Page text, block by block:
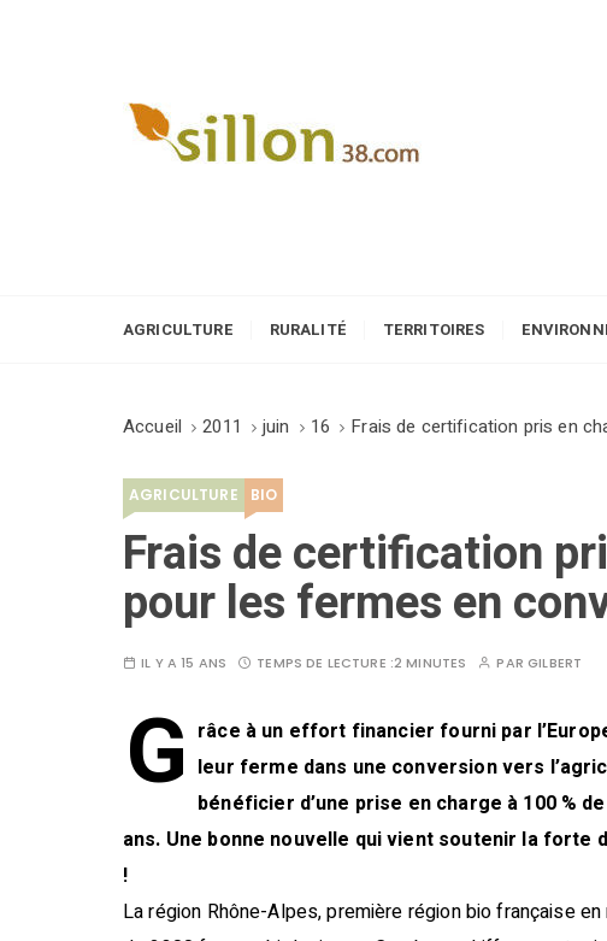
AGRICULTURE RURALITÉ TERRITOIRES
Accueil 2011 juin 16 Frais de certification pris en
AGRICULTURE BIO
Frais de certification
pour les fermes en
IL Y A 15 ANS TEMPS DE LECTURE :2 MINUTES PARGILBERT
G râce à un effort financier fourni par
leur ferme dans une conversion vers
bénéficier d’une prise en charge à 100 %
ans. Une bonne nouvelle qui vient soutenir la forte
!
La région Rhône-Alpes, première région bio française